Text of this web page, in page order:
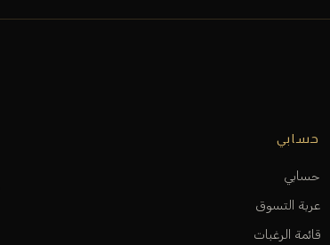
حسابي
حسابي
عربة التسوق
قائمة الرغبات